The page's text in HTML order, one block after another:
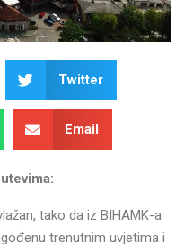
Twitter
Email
tako da iz BIHAMK-a
trenutnim uvjetima i